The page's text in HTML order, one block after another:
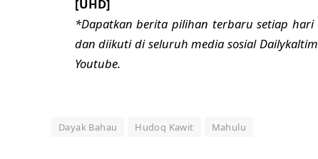
[UHD]
*Dapatkan berita pilihan terbaru setiap
dan diikuti di seluruh media sosial
Youtube.
Dayak Bahau Hudoq Kawit Mahulu